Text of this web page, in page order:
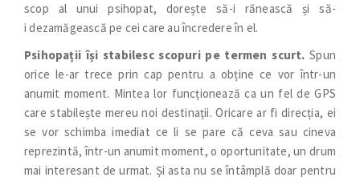
scop al unui psihopat, dorește să-i rănească și să-
i dezamăgească pe cei care au încredere în el.
Psihopații își stabilesc scopuri pe termen scurt. Spun
orice le-ar trece prin cap pentru a obține ce vor într-un
anumit moment. Mintea lor funcționează ca un fel de GPS
care stabilește mereu noi destinații. Oricare ar fi direcția, ei
se vor schimba imediat ce li se pare că ceva sau cineva
reprezintă, într-un anumit moment, o oportunitate, un drum
mai interesant de urmat. Și asta nu se întâmplă doar pentru